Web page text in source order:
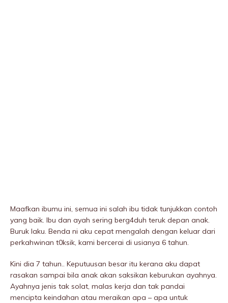
Maafkan ibumu ini, semua ini salah ibu tidak tunjukkan contoh
yang baik. Ibu dan ayah sering berg4duh teruk depan anak.
Buruk laku. Benda ni aku cepat mengalah dengan keluar dari
perkahwinan t0ksik, kami bercerai di usianya 6 tahun.
Kini dia 7 tahun.. Keputuusan besar itu kerana aku dapat
rasakan sampai bila anak akan saksikan keburukan ayahnya.
Ayahnya jenis tak solat, malas kerja dan tak pandai
mencipta keindahan atau meraikan apa – apa untuk